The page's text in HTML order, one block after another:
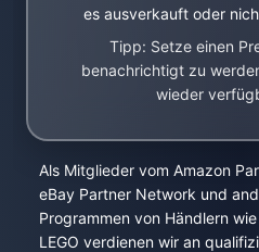
es ausverkauft oder
Tipp: Setze einen
benachrichtigt zu
wieder
Als Mitglieder vom Amazon
eBay Partner Network und
Programmen von Händlern
LEGO verdienen wir an